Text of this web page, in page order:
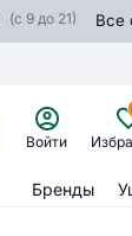
(с 9 до 21) Все
Войти
Бренды